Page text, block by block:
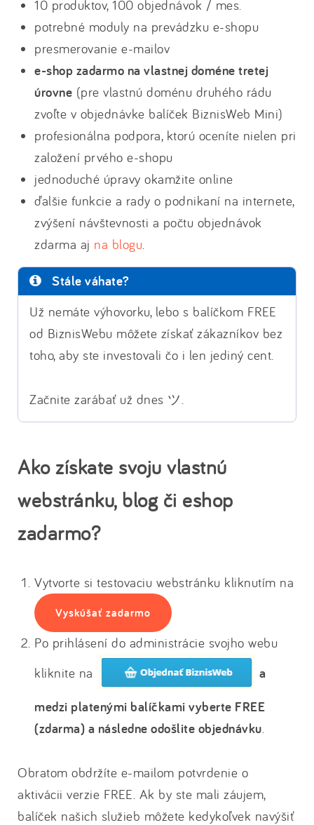
10 produktov, 100 objednávok / mes.
potrebné moduly na prevádzku e-shopu
presmerovanie e-mailov
e-shop zadarmo na vlastnej doméne tretej
úrovne (pre vlastnú doménu druhého rádu
zvoľte v objednávke balíček BiznisWeb Mini)
profesionálna podpora, ktorú oceníte nielen pri
založení prvého e-shopu
jednoduché úpravy okamžite online
ďalšie funkcie a rady o podnikaní na internete,
zvýšení návštevnosti a počtu objednávok
zdarma aj na blogu
Stále váhate?
Už nemáte výhovorku, lebo s balíčkom FREE
od BiznisWebu môžete získať zákazníkov bez
toho, aby ste investovali čo i len jediný cent.
Začnite zarábať už dnes ツ.
Ako získate svoju vlastnú
webstránku, blog či eshop
zadarmo?
Vytvorte si testovaciu webstránku kliknutím na
Vyskúšať zadarmo
Po prihlásení do administrácie svojho webu
kliknite na
a
medzi platenými balíčkami vyberte FREE
(zdarma) a následne odošlite objednávku
Obratom obdržíte e-mailom potvrdenie o
aktivácii verzie FREE. Ak by ste mali záujem,
balíček našich služieb môžete kedykoľvek navýšiť